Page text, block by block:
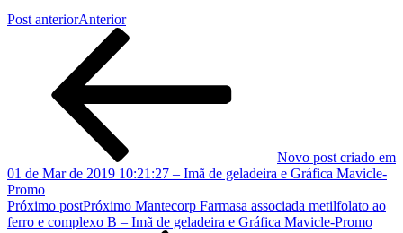
Post anteriorAnterior
Novo post criado em
01 de Mar de 2019 10:21:27 – Imã de geladeira e Gráfica Mavicle-
Promo
Próximo postPróximo Mantecorp Farmasa associada metilfolato ao
ferro e complexo B – Imã de geladeira e Gráfica Mavicle-Promo